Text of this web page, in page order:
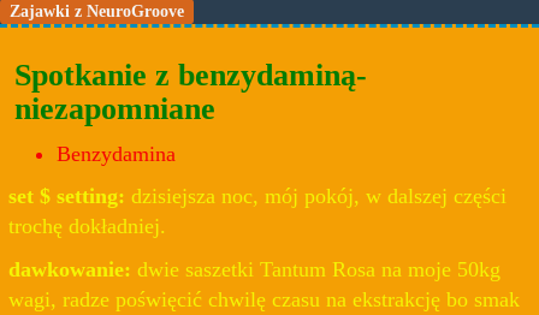
Zajawki z NeuroGroove
Spotkanie z benzydaminą-
niezapomniane
Benzydamina
set $ setting: dzisiejsza noc, mój pokój, w dalszej części
trochę dokładniej.
dawkowanie: dwie saszetki Tantum Rosa na moje 50kg
wagi, radze poświęcić chwilę czasu na ekstrakcję bo smak